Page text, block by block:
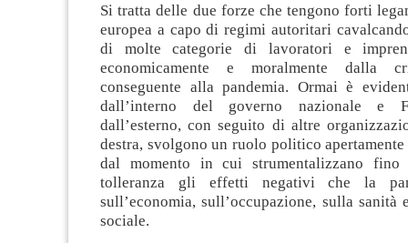
Si tratta delle due forze che tengono forti
europea a capo di regimi autoritari
di molte categorie di lavoratori e
economicamente e moralmente dalla
conseguente alla pandemia. Ormai è
dall’interno del governo nazionale e
dall’esterno, con seguito di altre
destra, svolgono un ruolo politico
dal momento in cui strumentalizzano
tolleranza gli effetti negativi che la
sull’economia, sull’occupazione, sulla sanità
sociale.